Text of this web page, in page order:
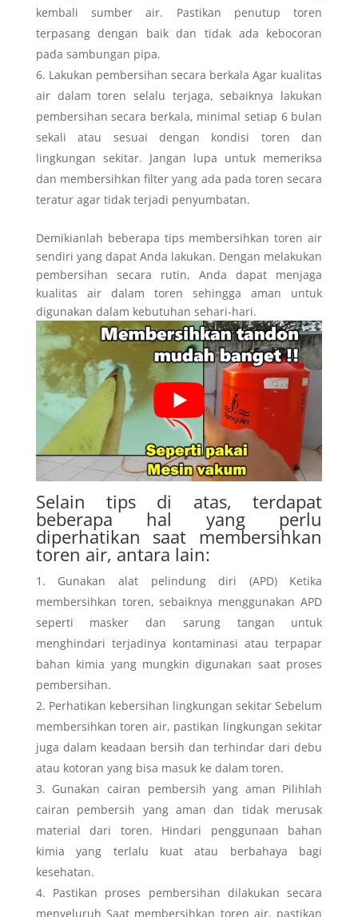
kembali sumber air. Pastikan penutup toren
terpasang dengan baik dan tidak ada kebocoran
pada sambungan pipa.
Lakukan pembersihan secara berkala Agar kualitas
air dalam toren selalu terjaga, sebaiknya lakukan
pembersihan secara berkala, minimal setiap 6 bulan
sekali atau sesuai dengan kondisi toren dan
lingkungan sekitar. Jangan lupa untuk memeriksa
dan membersihkan filter yang ada pada toren secara
teratur agar tidak terjadi penyumbatan.
Demikianlah beberapa tips membersihkan toren air
sendiri yang dapat Anda lakukan. Dengan melakukan
pembersihan secara rutin, Anda dapat menjaga
kualitas air dalam toren sehingga aman untuk
digunakan dalam kebutuhan sehari-hari.
Selain tips di atas, terdapat
beberapa hal yang perlu
diperhatikan saat membersihkan
toren air, antara lain:
Gunakan alat pelindung diri (APD) Ketika
membersihkan toren, sebaiknya menggunakan APD
seperti masker dan sarung tangan untuk
menghindari terjadinya kontaminasi atau terpapar
bahan kimia yang mungkin digunakan saat proses
pembersihan.
Perhatikan kebersihan lingkungan sekitar Sebelum
membersihkan toren air, pastikan lingkungan sekitar
juga dalam keadaan bersih dan terhindar dari debu
atau kotoran yang bisa masuk ke dalam toren.
Gunakan cairan pembersih yang aman Pilihlah
cairan pembersih yang aman dan tidak merusak
material dari toren. Hindari penggunaan bahan
kimia yang terlalu kuat atau berbahaya bagi
kesehatan.
Pastikan proses pembersihan dilakukan secara
menyeluruh Saat membersihkan toren air, pastikan